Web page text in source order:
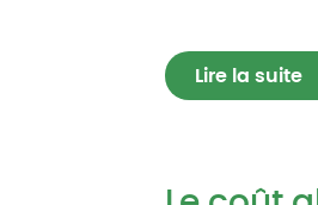
Lire la suite